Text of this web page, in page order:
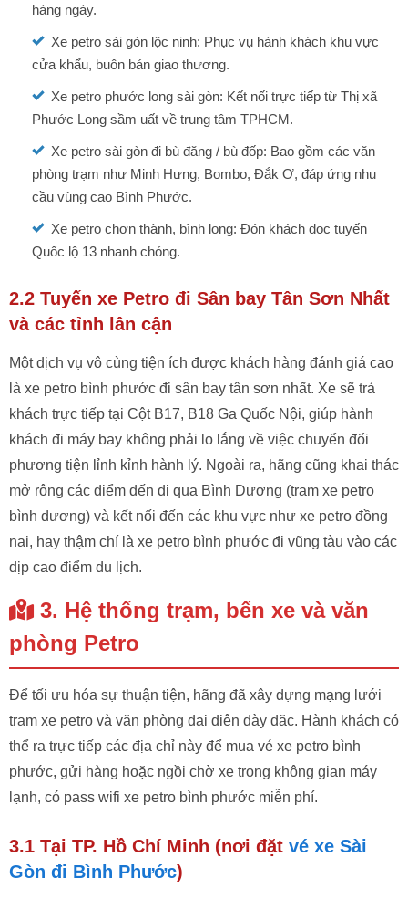
hàng ngày.
Xe petro sài gòn lộc ninh: Phục vụ hành khách khu vực
cửa khẩu, buôn bán giao thương.
Xe petro phước long sài gòn: Kết nối trực tiếp từ Thị xã
Phước Long sầm uất về trung tâm TPHCM.
Xe petro sài gòn đi bù đăng / bù đốp: Bao gồm các văn
phòng trạm như Minh Hưng, Bombo, Đắk Ơ, đáp ứng nhu
cầu vùng cao Bình Phước.
Xe petro chơn thành, bình long: Đón khách dọc tuyến
Quốc lộ 13 nhanh chóng.
2.2 Tuyến xe Petro đi Sân bay Tân Sơn Nhất
và các tỉnh lân cận
Một dịch vụ vô cùng tiện ích được khách hàng đánh giá cao
là xe petro bình phước đi sân bay tân sơn nhất. Xe sẽ trả
khách trực tiếp tại Cột B17, B18 Ga Quốc Nội, giúp hành
khách đi máy bay không phải lo lắng về việc chuyển đổi
phương tiện lỉnh kỉnh hành lý. Ngoài ra, hãng cũng khai thác
mở rộng các điểm đến đi qua Bình Dương (trạm xe petro
bình dương) và kết nối đến các khu vực như xe petro đồng
nai, hay thậm chí là xe petro bình phước đi vũng tàu vào các
dịp cao điểm du lịch.
3. Hệ thống trạm, bến xe và văn
phòng Petro
Để tối ưu hóa sự thuận tiện, hãng đã xây dựng mạng lưới
trạm xe petro và văn phòng đại diện dày đặc. Hành khách có
thể ra trực tiếp các địa chỉ này để mua vé xe petro bình
phước, gửi hàng hoặc ngồi chờ xe trong không gian máy
lạnh, có pass wifi xe petro bình phước miễn phí.
3.1 Tại TP. Hồ Chí Minh (nơi đặt vé xe Sài
Gòn đi Bình Phước)